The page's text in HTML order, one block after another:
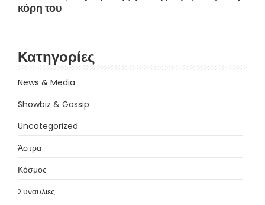
κόρη του
Κατηγορίες
News & Media
Showbiz & Gossip
Uncategorized
Άστρα
Κόσμος
Συναυλιες